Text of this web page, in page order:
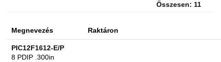
Összesen: 11
Megnevezés Raktáron
PIC12F1612-E/P
8 PDIP .300in